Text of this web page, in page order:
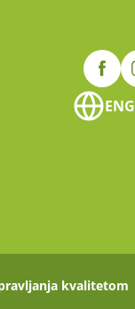
ENG
kvalitetom